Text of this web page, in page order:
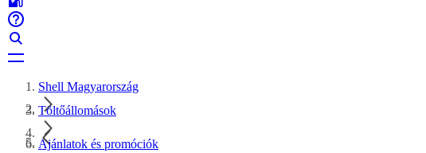
Shell Magyarország
Töltőállomások
Ajánlatok és promóciók